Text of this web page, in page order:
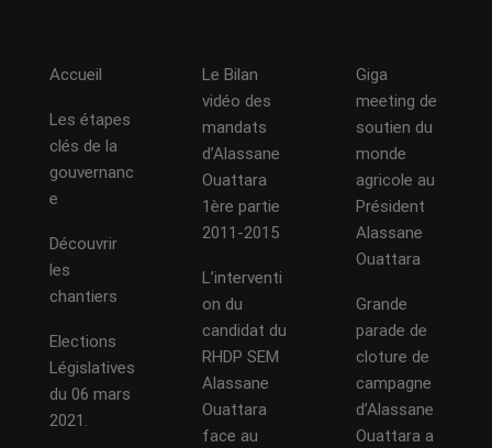
Accueil
Les étapes
clés de la
gouvernanc
e
Découvrir
les
chantiers
Elections
Législatives
du 06 mars
2021.
Le Bilan
vidéo des
mandats
d’Alassane
Ouattara
1ère partie
2011-2015
L’interventi
on du
candidat du
RHDP SEM
Alassane
Ouattara
face au
Giga
meeting de
soutien du
monde
agricole au
Président
Alassane
Ouattara
Grande
parade de
cloture de
campagne
d’Alassane
Ouattara a